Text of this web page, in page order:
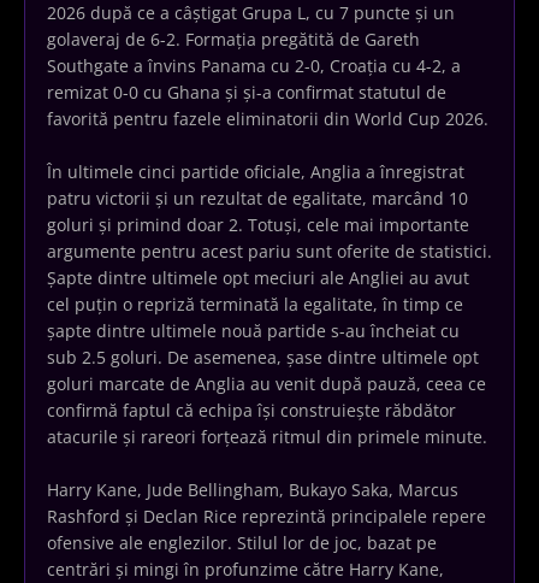
2026 după ce a câștigat Grupa L, cu 7 puncte și un
golaveraj de 6-2. Formația pregătită de Gareth
Southgate a învins Panama cu 2-0, Croația cu 4-2, a
remizat 0-0 cu Ghana și și-a confirmat statutul de
favorită pentru fazele eliminatorii din World Cup 2026.
În ultimele cinci partide oficiale, Anglia a înregistrat
patru victorii și un rezultat de egalitate, marcând 10
goluri și primind doar 2. Totuși, cele mai importante
argumente pentru acest pariu sunt oferite de statistici.
Șapte dintre ultimele opt meciuri ale Angliei au avut
cel puțin o repriză terminată la egalitate, în timp ce
șapte dintre ultimele nouă partide s-au încheiat cu
sub 2.5 goluri. De asemenea, șase dintre ultimele opt
goluri marcate de Anglia au venit după pauză, ceea ce
confirmă faptul că echipa își construiește răbdător
atacurile și rareori forțează ritmul din primele minute.
Harry Kane, Jude Bellingham, Bukayo Saka, Marcus
Rashford și Declan Rice reprezintă principalele repere
ofensive ale englezilor. Stilul lor de joc, bazat pe
centrări și mingi în profunzime către Harry Kane,